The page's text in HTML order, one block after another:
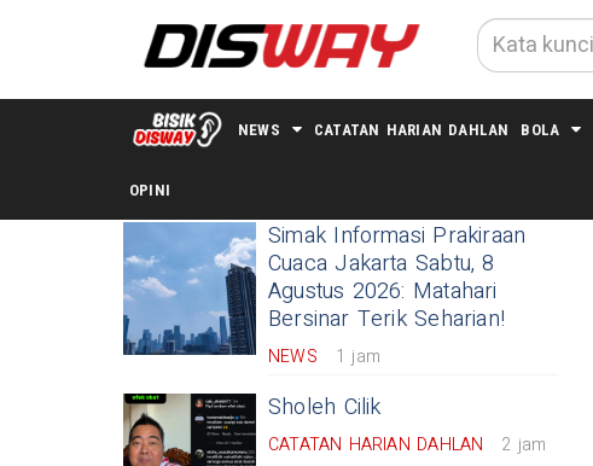
NEWS CATATAN HARIAN DAHLAN BOLA
OPINI
TERKINI
Simak Informasi Prakiraan
Cuaca Jakarta Sabtu, 8
Agustus 2026: Matahari
Bersinar Terik Seharian!
NEWS 1 jam
Sholeh Cilik
CATATAN HARIAN DAHLAN 2 jam